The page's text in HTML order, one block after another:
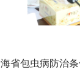
省包虫病防治